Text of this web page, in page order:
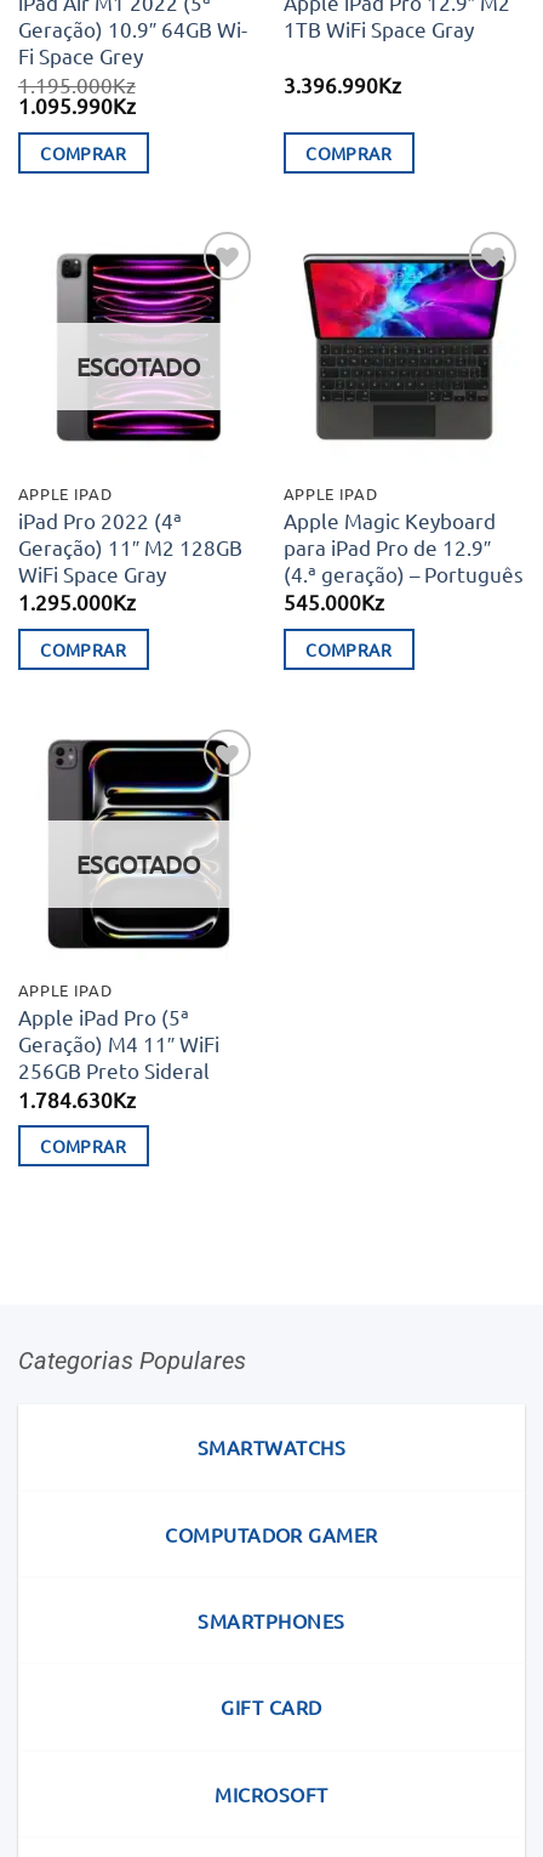
Geração) 10.9″ 64GB Wi-
Fi Space Grey
1.195.000Kz
O
original
era:
1.095.990KzO
é:
COMPRAR
1TB WiFi Space Gray
3.396.990Kz
COMPRAR
Adicionar
aos meus
ESGOTADO
APPLE IPAD
iPad Pro 2022 (4ª
Geração) 11″ M2 128GB
WiFi Space Gray
1.295.000Kz
COMPRAR
Adicionar
aos meus
desejos
APPLE IPAD
Apple Magic Keyboard
para iPad Pro de 12.9″
(4.ª geração) – Português
545.000Kz
COMPRAR
Adicionar
aos meus
desejos
ESGOTADO
APPLE IPAD
Apple iPad Pro (5ª
Geração) M4 11″ WiFi
256GB Preto Sideral
1.784.630Kz
COMPRAR
Categorias Populares
SMARTWATCHS
COMPUTADOR GAMER
SMARTPHONES
GIFT CARD
MICROSOFT